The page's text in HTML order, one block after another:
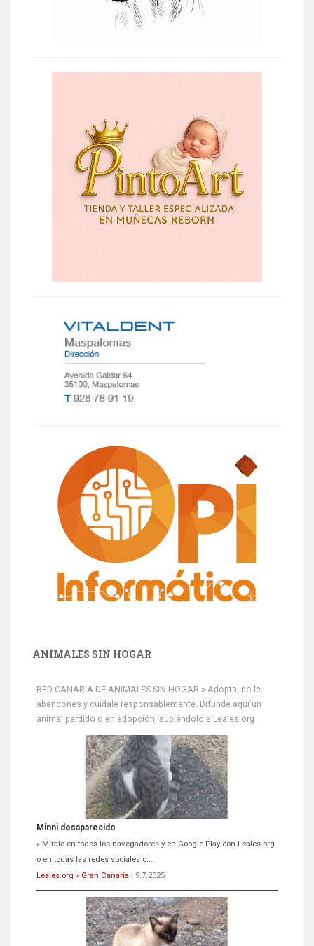
ANIMALES SIN HOGAR
RED CANARIA DE ANIMALES SIN HOGAR » Adopta, no le
abandones y cuídale responsablemente. Difunde aquí un
animal perdido o en adopción, subiéndolo a Leales.org
Minni desaparecido
» Míralo en todos los navegadores y en Google Play con Leales.org
o en todas las redes sociales c...
Leales.org » Gran Canaria
9.7.2025